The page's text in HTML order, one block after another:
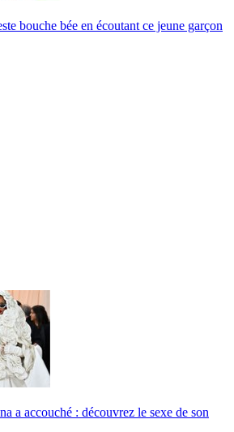
bouche bée en écoutant ce jeune garçon
a accouché : découvrez le sexe de son